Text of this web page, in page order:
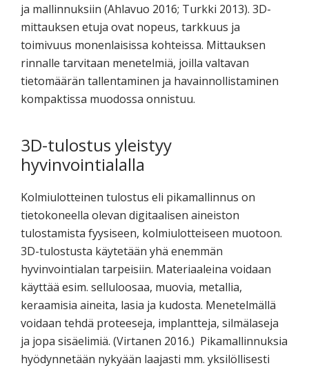
ja mallinnuksiin (Ahlavuo 2016; Turkki 2013). 3D-
mittauksen etuja ovat nopeus, tarkkuus ja
toimivuus monenlaisissa kohteissa. Mittauksen
rinnalle tarvitaan menetelmiä, joilla valtavan
tietomäärän tallentaminen ja havainnollistaminen
kompaktissa muodossa onnistuu.
3D-tulostus yleistyy
hyvinvointialalla
Kolmiulotteinen tulostus eli pikamallinnus on
tietokoneella olevan digitaalisen aineiston
tulostamista fyysiseen, kolmiulotteiseen muotoon.
3D-tulostusta käytetään yhä enemmän
hyvinvointialan tarpeisiin. Materiaaleina voidaan
käyttää esim. selluloosaa, muovia, metallia,
keraamisia aineita, lasia ja kudosta. Menetelmällä
voidaan tehdä proteeseja, implantteja, silmälaseja
ja jopa sisäelimiä. (Virtanen 2016.) Pikamallinnuksia
hyödynnetään nykyään laajasti mm. yksilöllisesti